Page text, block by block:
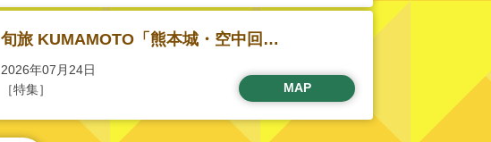
旬旅 KUMAMOTO「熊本城・空中回…
2026年07月24日
［特集］
MAP